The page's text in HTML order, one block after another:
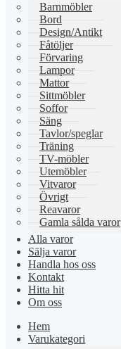
Barnmöbler
Bord
Design/Antikt
Fåtöljer
Förvaring
Lampor
Mattor
Sittmöbler
Soffor
Säng
Tavlor/speglar
Träning
TV-möbler
Utemöbler
Vitvaror
Övrigt
Reavaror
Gamla sålda varor
Alla varor
Sälja varor
Handla hos oss
Kontakt
Hitta hit
Om oss
Hem
Varukategori